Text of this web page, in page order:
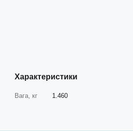
Характеристики
Вага, кг 1.460